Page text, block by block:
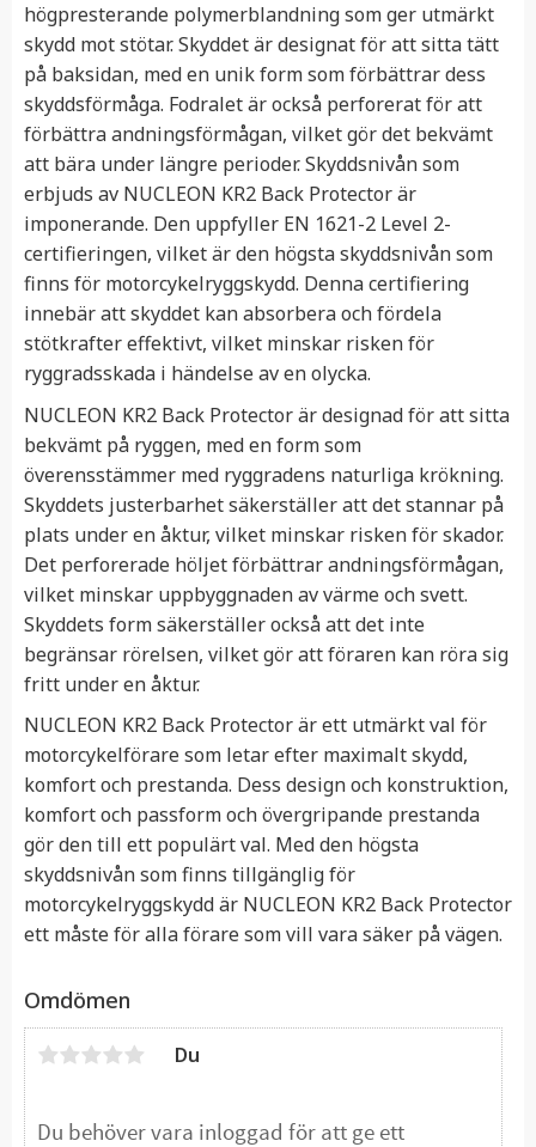
högpresterande polymerblandning som ger utmärkt
skydd mot stötar. Skyddet är designat för att sitta tätt
på baksidan, med en unik form som förbättrar dess
skyddsförmåga. Fodralet är också perforerat för att
förbättra andningsförmågan, vilket gör det bekvämt
att bära under längre perioder. Skyddsnivån som
erbjuds av NUCLEON KR2 Back Protector är
imponerande. Den uppfyller EN 1621-2 Level 2-
certifieringen, vilket är den högsta skyddsnivån som
finns för motorcykelryggskydd. Denna certifiering
innebär att skyddet kan absorbera och fördela
stötkrafter effektivt, vilket minskar risken för
ryggradsskada i händelse av en olycka.
NUCLEON KR2 Back Protector är designad för att sitta
bekvämt på ryggen, med en form som
överensstämmer med ryggradens naturliga krökning.
Skyddets justerbarhet säkerställer att det stannar på
plats under en åktur, vilket minskar risken för skador.
Det perforerade höljet förbättrar andningsförmågan,
vilket minskar uppbyggnaden av värme och svett.
Skyddets form säkerställer också att det inte
begränsar rörelsen, vilket gör att föraren kan röra sig
fritt under en åktur.
NUCLEON KR2 Back Protector är ett utmärkt val för
motorcykelförare som letar efter maximalt skydd,
komfort och prestanda. Dess design och konstruktion,
komfort och passform och övergripande prestanda
gör den till ett populärt val. Med den högsta
skyddsnivån som finns tillgänglig för
motorcykelryggskydd är NUCLEON KR2 Back Protector
ett måste för alla förare som vill vara säker på vägen.
Omdömen
Du